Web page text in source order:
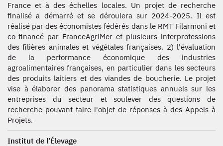
France et à des échelles locales. Un projet de recherche
finalisé a démarré et se déroulera sur 2024-2025. Il est
réalisé par des économistes fédérés dans le RMT Filarmoni et
co-financé par FranceAgriMer et plusieurs interprofessions
des filières animales et végétales françaises. 2) l'évaluation
de la performance économique des industries
agroalimentaires françaises, en particulier dans les secteurs
des produits laitiers et des viandes de boucherie. Le projet
vise à élaborer des panorama statistiques annuels sur les
entreprises du secteur et soulever des questions de
recherche pouvant faire l'objet de réponses à des Appels à
Projets.
Institut de l’Élevage